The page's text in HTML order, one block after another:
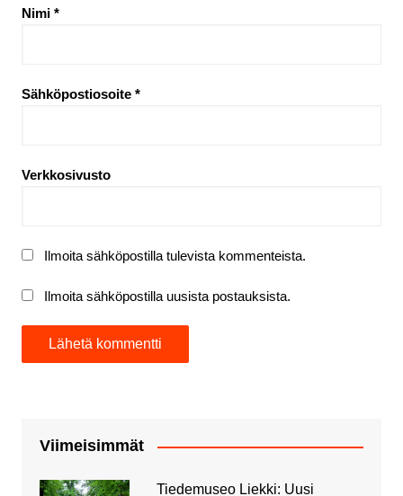
Nimi *
Sähköpostiosoite *
Verkkosivusto
Ilmoita sähköpostilla tulevista kommenteista.
Ilmoita sähköpostilla uusista postauksista.
Viimeisimmät
Tiedemuseo Liekki: Uusi